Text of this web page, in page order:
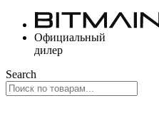
Перейти
содержимому
Официальный
дилер
Search